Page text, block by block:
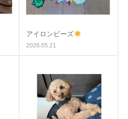
アイロンビーズ
2026.05.21